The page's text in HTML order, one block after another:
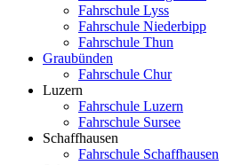
Fahrschule Lyss
Fahrschule Niederbipp
Fahrschule Thun
Graubünden
Fahrschule Chur
Luzern
Fahrschule Luzern
Fahrschule Sursee
Schaffhausen
Fahrschule Schaffhausen